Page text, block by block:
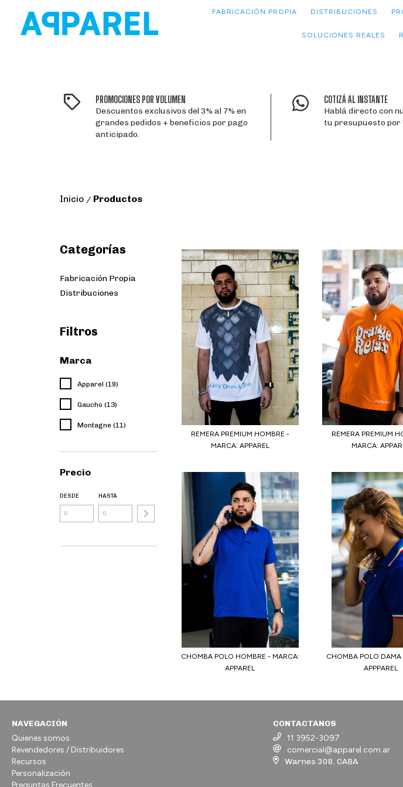
FABRICACIÓN PROPIA DISTRIBUCIONES
SOLUCIONES REALES
PROMOCIONES POR VOLUMEN
Descuentos exclusivos del 3% al 7% en
grandes pedidos + beneficios por pago
anticipado.
COTIZÁ AL INSTANTE
Hablá directo con
tu presupuesto por
Inicio / Productos
Categorías
Fabricación Propia
Distribuciones
Filtros
Marca
Apparel (19)
Gaucho (13)
Montagne (11)
Precio
DESDE HASTA
REMERA PREMIUM HOMBRE -
MARCA: APPAREL
REMERA PREMIUM
MARCA:
CHOMBA POLO HOMBRE - MARCA:
APPAREL
CHOMBA POLO DAMA
APPPAREL
NAVEGACIÓN
Quienes somos
Revendedores / Distribuidores
Recursos
Personalización
Preguntas Frecuentes
CONTACTANOS
11 3952-3097
comercial@apparel.com.ar
Warnes 308. CABA